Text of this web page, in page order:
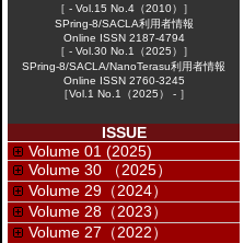
［ - Vol.15 No.4（2010）］
SPring-8/SACLA利用者情報
Online ISSN 2187-4794
［ - Vol.30 No.1（2025）］
SPring-8/SACLA/NanoTerasu利用者情報
Online ISSN 2760-3245
［Vol.1 No.1（2025） - ］
ISSUE
Volume 01 (2025)
Volume 30 （2025）
Volume 29（2024）
Volume 28（2023）
Volume 27（2022）